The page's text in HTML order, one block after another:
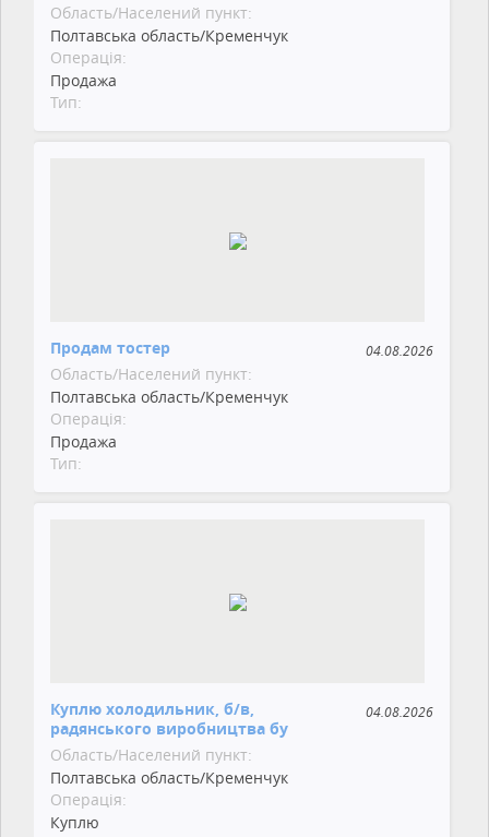
Область/Населений пункт:
Полтавська область/Кременчук
Операція:
Продажа
Тип:
Продам тостер 04.08.2026
Область/Населений пункт:
Полтавська область/Кременчук
Операція:
Продажа
Тип:
Куплю холодильник, б/в,
радянського виробництва бу
04.08.2026
Область/Населений пункт:
Полтавська область/Кременчук
Операція:
Куплю